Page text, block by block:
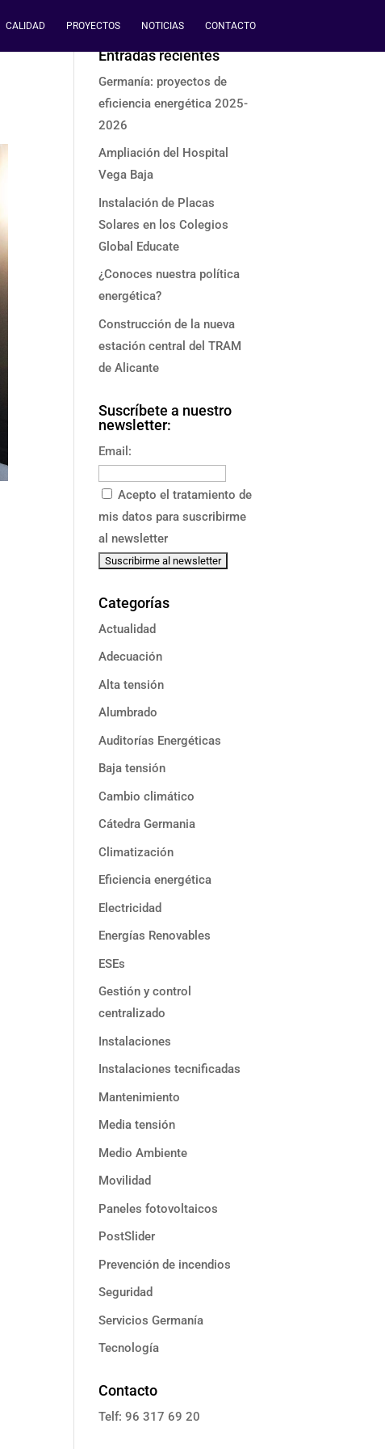
CALIDAD PROYECTOS NOTICIAS CONTACTO
Entradas recientes
Germanía: proyectos de
eficiencia energética 2025-
2026
Ampliación del Hospital
Vega Baja
Instalación de Placas
Solares en los Colegios
Global Educate
¿Conoces nuestra política
energética?
Construcción de la nueva
estación central del TRAM
de Alicante
Suscríbete a nuestro
newsletter:
Email:
Acepto el tratamiento de
mis datos para suscribirme
al newsletter
Categorías
Actualidad
Adecuación
Alta tensión
Alumbrado
Auditorías Energéticas
Baja tensión
Cambio climático
Cátedra Germania
Climatización
Eficiencia energética
Electricidad
Energías Renovables
ESEs
Gestión y control
centralizado
Instalaciones
Instalaciones tecnificadas
Mantenimiento
Media tensión
Medio Ambiente
Movilidad
Paneles fotovoltaicos
PostSlider
Prevención de incendios
Seguridad
Servicios Germanía
Tecnología
Contacto
Telf: 96 317 69 20